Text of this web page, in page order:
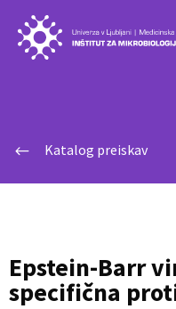
# Katalog preiskav
Epstein-Barr
specifična